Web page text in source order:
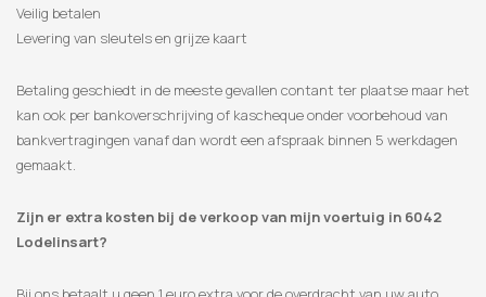
Veilig betalen
Levering van sleutels en grijze kaart
Betaling geschiedt in de meeste gevallen contant ter plaatse maar het
kan ook per bankoverschrijving of kascheque onder voorbehoud van
bankvertragingen vanaf dan wordt een afspraak binnen 5 werkdagen
gemaakt.
Zijn er extra kosten bij de verkoop van mijn voertuig in 6042
Lodelinsart?